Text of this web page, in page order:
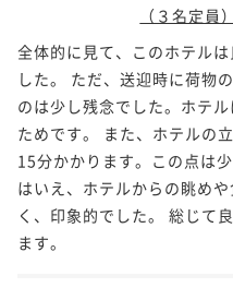
（３名定員）
全体的に見て、このホテル
した。 ただ、送迎時に荷物
のは少し残念でした。ホテ
ためです。 また、ホテルの
15分かかります。この点は
はいえ、ホテルからの眺め
く、印象的でした。 総じて
ます。